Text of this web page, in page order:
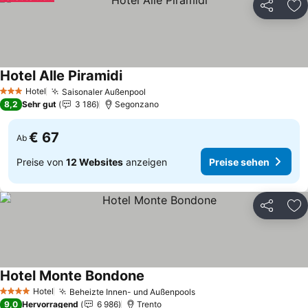
Teilen
3 SterneHotel Saisonaler Außenpool
Hotel Alle Piramidi
8,2 Sehr gut 3 186 Segonzano
Ab € 67
Preise von 12 Websites anzeigen Preise sehen
Teilen
4 Sterne Hotel Beheizte Innen- und Außenpools
Hotel Monte Bondone
9,0 Hervorragend 6 986 Trento